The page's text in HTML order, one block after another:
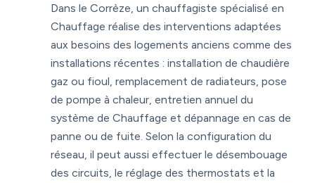
Dans le Corrèze, un chauffagiste spécialisé en
Chauffage réalise des interventions adaptées
aux besoins des logements anciens comme des
installations récentes : installation de chaudière
gaz ou fioul, remplacement de radiateurs, pose
de pompe à chaleur, entretien annuel du
système de Chauffage et dépannage en cas de
panne ou de fuite. Selon la configuration du
réseau, il peut aussi effectuer le désembouage
des circuits, le réglage des thermostats et la